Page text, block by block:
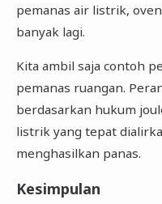
pemanas air listrik,
banyak lagi.
Kita ambil saja contoh
pemanas ruangan.
berdasarkan hukum
listrik yang tepat
menghasilkan panas.
Kesimpulan